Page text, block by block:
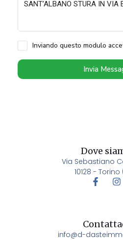
Inviando questo modulo
Invia
Dove
Via Sebastiano
10128 - Torino
info@d-